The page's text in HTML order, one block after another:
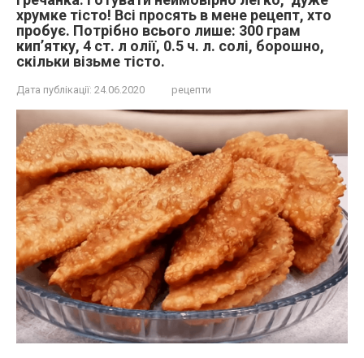
хрумке тісто! Всі просять в мене рецепт, хто
пробує. Потрібно всього лише: 300 грам
кип’ятку, 4 ст. л олії, 0.5 ч. л. солі, борошно,
скільки візьме тісто.
Дата публікації: 24.06.2020 рецепти